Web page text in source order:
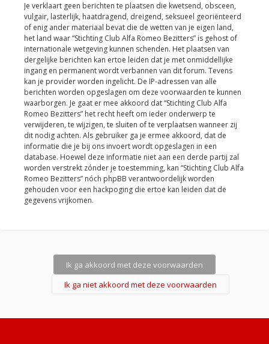
Je verklaart geen berichten te plaatsen die kwetsend, obsceen,
vulgair, lasterlijk, haatdragend, dreigend, seksueel georiënteerd
of enig ander materiaal bevat die de wetten van je eigen land,
het land waar “Stichting Club Alfa Romeo Bezitters” is gehost of
internationale wetgeving kunnen schenden. Het plaatsen van
dergelijke berichten kan ertoe leiden dat je met onmiddellijke
ingang en permanent wordt verbannen van dit forum. Tevens
kan je provider worden ingelicht. De IP-adressen van alle
berichten worden opgeslagen om deze voorwaarden te kunnen
waarborgen. Je gaat er mee akkoord dat “Stichting Club Alfa
Romeo Bezitters” het recht heeft om ieder onderwerp te
verwijderen, te wijzigen, te sluiten of te verplaatsen wanneer zij
dit nodig achten. Als gebruiker ga je ermee akkoord, dat de
informatie die je bij ons invoert wordt opgeslagen in een
database. Hoewel deze informatie niet aan een derde partij zal
worden verstrekt zónder je toestemming, kan “Stichting Club Alfa
Romeo Bezitters” nóch phpBB verantwoordelijk worden
gehouden voor een hackpoging die ertoe kan leiden dat de
gegevens vrijkomen.